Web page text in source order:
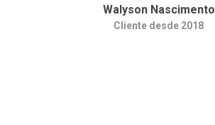
Walyson Nascimento
Cliente desde 2018